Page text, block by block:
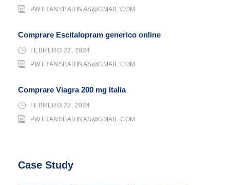
PWTRANSBARINAS@GMAIL.COM
Comprare Escitalopram generico online
FEBRERO 22, 2024
PWTRANSBARINAS@GMAIL.COM
Comprare Viagra 200 mg Italia
FEBRERO 22, 2024
PWTRANSBARINAS@GMAIL.COM
Case Study